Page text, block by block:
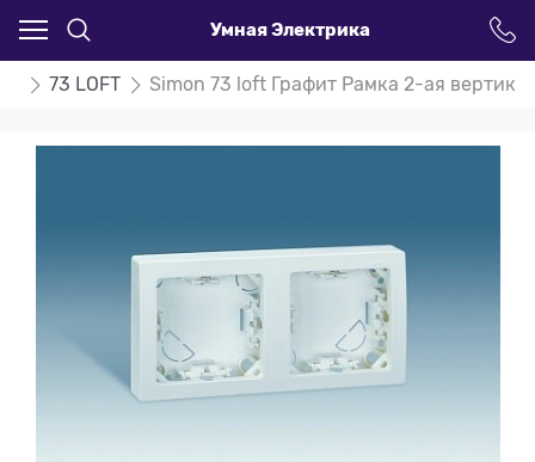
Умная Электрика
73 LOFT Simon 73 loft Графит Рамка 2-ая